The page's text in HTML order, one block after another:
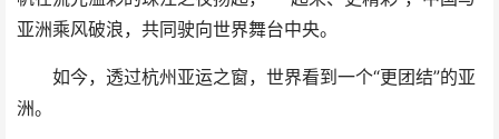
亚洲乘风破浪，共同驶向世界舞台中央。
如今，透过杭州亚运之窗，世界看到一个“更团结”的亚
洲。